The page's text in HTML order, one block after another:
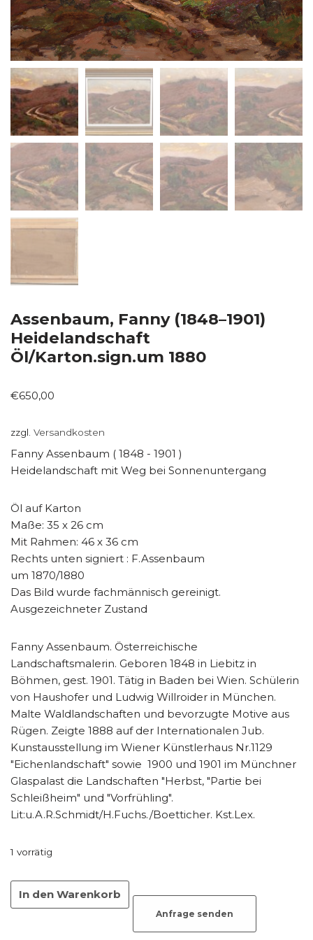
Assenbaum, Fanny (1848–1901)
Heidelandschaft
Öl/Karton.sign.um 1880
€650,00
zzgl. Versandkosten
Fanny Assenbaum ( 1848 - 1901 )
Heidelandschaft mit Weg bei Sonnenuntergang
Öl auf Karton
Maße: 35 x 26 cm
Mit Rahmen: 46 x 36 cm
Rechts unten signiert : F.Assenbaum
um 1870/1880
Das Bild wurde fachmännisch gereinigt.
Ausgezeichneter Zustand
Fanny Assenbaum. Österreichische
Landschaftsmalerin. Geboren 1848 in Liebitz in
Böhmen, gest. 1901. Tätig in Baden bei Wien. Schülerin
von Haushofer und Ludwig Willroider in München.
Malte Waldlandschaften und bevorzugte Motive aus
Rügen. Zeigte 1888 auf der Internationalen Jub.
Kunstausstellung im Wiener Künstlerhaus Nr.1129
"Eichenlandschaft" sowie 1900 und 1901 im Münchner
Glaspalast die Landschaften "Herbst, "Partie bei
Schleißheim" und "Vorfrühling".
Lit:u.A.R.Schmidt/H.Fuchs./Boetticher. Kst.Lex.
1 vorrätig
In den Warenkorb
Anfrage senden